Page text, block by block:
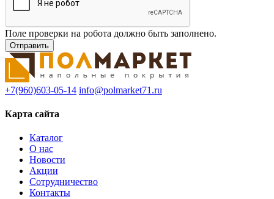
Поле проверки на робота должно быть заполнено.
+7(960)603-05-14 info@polmarket71.ru
Карта сайта
Каталог
О нас
Новости
Акции
Сотрудничество
Контакты